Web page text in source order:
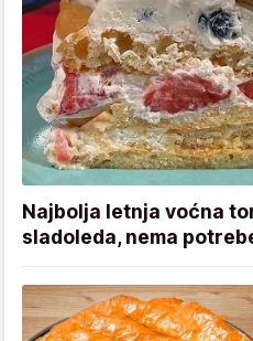
Najbolja letnja voćna
sladoleda, nema